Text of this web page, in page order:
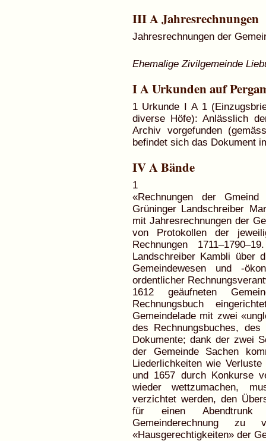
III A Jahresrechnungen
Jahresrechnungen der
Ehemalige Zivilgemeinde
I A Urkunden auf
1 Urkunde I A 1
diverse Höfe): Anlässlich
Archiv vorgefunden
befindet sich das Dokument
IV A Bände
1
«Rechnungen der
Grüninger Landschreiber
mit Jahresrechnungen der
von Protokollen der
Rechnungen
Landschreiber Kambli über
Gemeindewesen und -
ordentlicher
1612 geäufneten
Rechnungsbuch
Gemeindelade mit zwei
des Rechnungsbuches,
Dokumente; dank der zwei
der Gemeinde Sachen
Liederlichkeiten wie
und 1657 durch Konkurse
wieder wettzumachen,
verzichtet werden, den
für einen Abendtrunk
Gemeinderechnung zu
«Hausgerechtigkeiten» der